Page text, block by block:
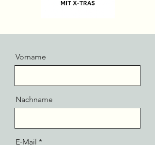
Vorname
Nachname
E-Mail